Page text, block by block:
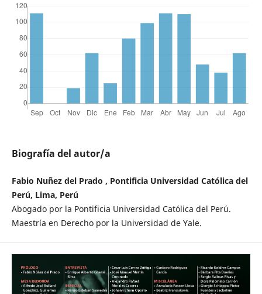
Biografía del autor/a
Fabio Nuñez del Prado , Pontificia Universidad Católica del
Perú, Lima, Perú
Abogado por la Pontificia Universidad Católica del Perú.
Maestría en Derecho por la Universidad de Yale.